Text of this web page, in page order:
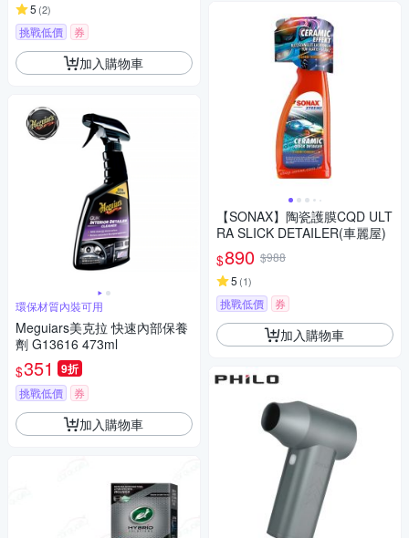
5 (2)
挑戰低價 券
加入購物車
環保材質內裝可用
Meguiars美克拉 快速內部保養
劑 G13616 473ml
$351 9折
挑戰低價 券
加入購物車
【SONAX】陶瓷護膜CQD ULT
RA SLICK DETAILER(車麗屋)
$890 $988
5 (1)
挑戰低價 券
加入購物車